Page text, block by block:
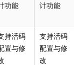
功能
计功能
持活码
置与修
支持活码
配置与修
改